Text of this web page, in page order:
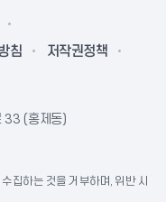
침
저작권정책
33 (홍제동)
집하는 것을 거부하며, 위반 시